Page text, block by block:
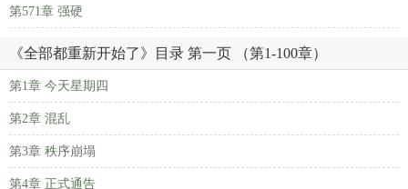
第571章 强硬
《全部都重新开始了》目录 第一页 （第1-100章）
第1章 今天星期四
第2章 混乱
第3章 秩序崩塌
第4章 正式通告